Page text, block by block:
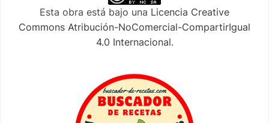
Esta obra está bajo una Licencia Creative
Commons Atribución-NoComercial-CompartirIgual
4.0 Internacional.